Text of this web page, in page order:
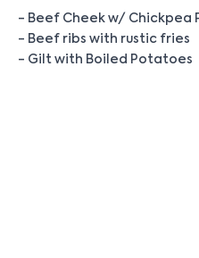
- Beef Cheek w/ Chickpea
- Beef ribs with rustic fries
- Gilt with Boiled Potatoes